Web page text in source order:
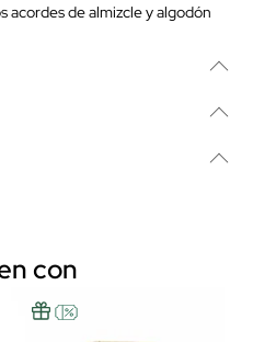
acordes de almizcle y algodón
con